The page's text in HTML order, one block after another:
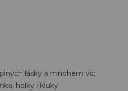
lásky a mnohem víc
holky i kluky